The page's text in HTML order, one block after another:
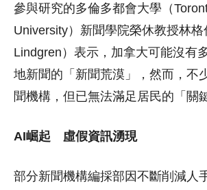
參與研究的多倫多都會大學（
University）新聞學院榮休教授林格
Lindgren）表示，加拿大可能沒有
地新聞的「新聞荒漠」，然而，不
聞機構，但已無法滿足居民的「關
AI崛起 虛假資訊湧現
部分新聞機構編採部因不斷削減人